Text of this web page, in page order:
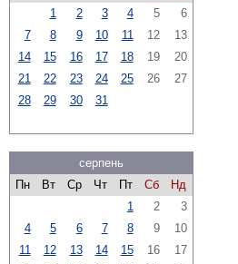
1
2 3 4 5
6
7
8 9 10 11 12
13
14
15 16 17 18 19
20
21
22 23 24 25 26
27
28
29 30 31
серпень
Пн
Вт Ср Чт Пт Сб
Нд
1
2
3
4
5 6 7 8 9
10
11
12 13 14 15 16
17